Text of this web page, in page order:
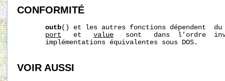
CONFORMITÉ
outb() et les autres fonctions dépendent
port
   et
value
sont   dans  l’ordre
       implémentations équivalentes sous DOS.
VOIR AUSSI